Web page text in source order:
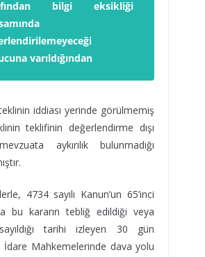
bilgi eksikliği
varıldığından
iddiası yerinde görülmemiş
teklifinin değerlendirme dışı
aykırılık bulunmadığı
4734 sayılı Kanun’un 65’inci
bu kararın tebliğ edildiği veya
tarihi izleyen 30 gün
İdare Mahkemelerinde dava yolu